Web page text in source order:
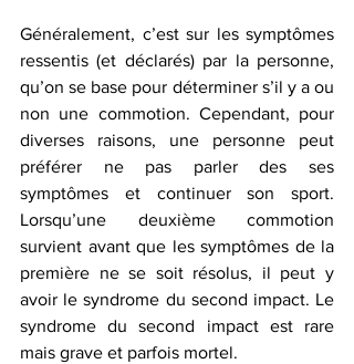
Généralement, c’est sur les symptômes
ressentis (et déclarés) par la personne,
qu’on se base pour déterminer s’il y a ou
non une commotion. Cependant, pour
diverses raisons, une personne peut
préférer ne pas parler des ses
symptômes et continuer son sport.
Lorsqu’une deuxième commotion
survient avant que les symptômes de la
première ne se soit résolus, il peut y
avoir le syndrome du second impact. Le
syndrome du second impact est rare
mais grave et parfois mortel.